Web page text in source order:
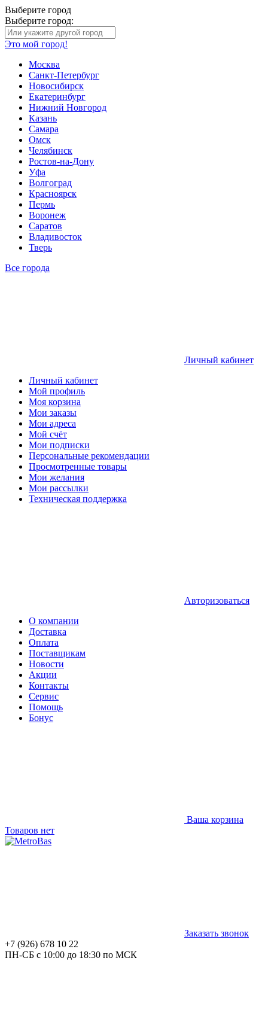
Выберите город
Выберите город:
Это мой город!
Москва
Санкт-Петербург
Новосибирск
Екатеринбург
Нижний Новгород
Казань
Самара
Омск
Челябинск
Ростов-на-Дону
Уфа
Волгоград
Красноярск
Пермь
Воронеж
Саратов
Владивосток
Тверь
Все города
Личный кабинет
Личный кабинет
Мой профиль
Моя корзина
Мои заказы
Мои адреса
Мой счёт
Мои подписки
Персональные рекомендации
Просмотренные товары
Мои желания
Мои рассылки
Техническая поддержка
Авторизоваться
О компании
Доставка
Оплата
Поставщикам
Новости
Акции
Контакты
Сервис
Помощь
Бонус
Ваша корзина
Товаров нет
Заказать звонок
+7 (926) 678 10 22
ПН-СБ с 10:00 до 18:30 по МСК